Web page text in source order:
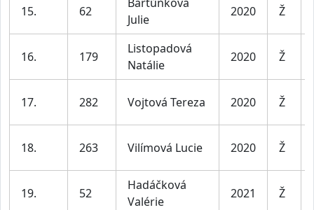
15. 62
Julie
2020 Ž
16. 179
Listopadová
Natálie
2020 Ž
17. 282 Vojtová Tereza 2020 Ž
18. 263 Vilímová Lucie 2020 Ž
19. 52
Hadáčková
Valérie
2021 Ž